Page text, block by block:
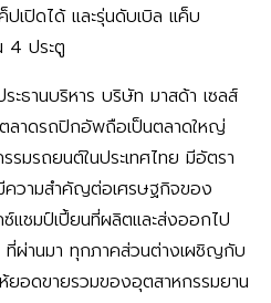
เปิดได้ และรุ่นดับเบิล แค็บ
4 ประตู
ธานบริหาร บริษัท มาสด้า เซลส์
ลาดรถปิกอัพถือเป็นตลาดใหญ่
มรถยนต์ในประเทศไทย มีอัตรา
ความสำคัญต่อเศรษฐกิจของ
ซ์แชมป์เปี้ยนที่ผลิตและส่งออกไป
ผ่านมา ทุกภาคส่วนต่างเผชิญกับ
ยอดขายรวมของอุตสาหกรรมยาน